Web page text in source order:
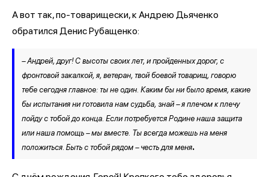
А вот так, по-товарищески, к Андрею Дьяченко
обратился Денис Рубащенко:
– Андрей, друг! С высоты своих лет, и пройденных дорог, с
фронтовой закалкой, я, ветеран, твой боевой товарищ, говорю
тебе сегодня главное: ты не один. Каким бы ни было время, какие
бы испытания ни готовила нам судьба, знай – я плечом к плечу
пойду с тобой до конца. Если потребуется Родине наша защита
или наша помощь – мы вместе. Ты всегда можешь на меня
положиться. Быть с тобой рядом – честь для меня.